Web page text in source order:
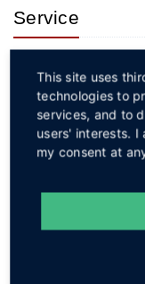
Service
Social
This site uses
technologies to
services, and to
users' interests. I
my consent at